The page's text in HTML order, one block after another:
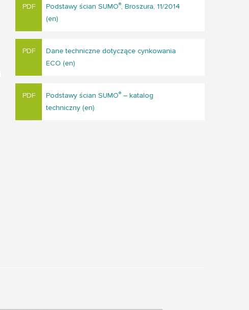
Podstawy ścian SUMO®, Broszura, 11/2014
(en)
Dane techniczne dotyczące cynkowania
ECO (en)
Podstawy ścian SUMO® – katalog
techniczny (en)